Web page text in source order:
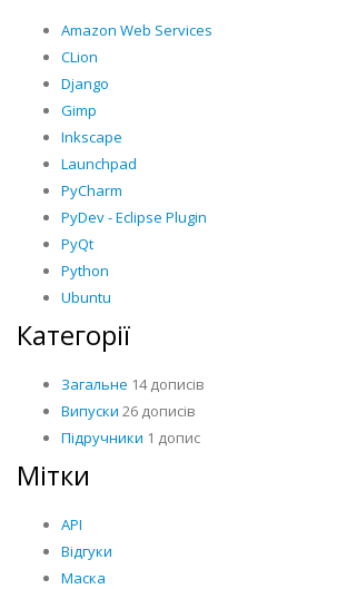
Amazon Web Services
CLion
Django
Gimp
Inkscape
Launchpad
PyCharm
PyDev - Eclipse Plugin
PyQt
Python
Ubuntu
Категорії
Загальне 14 дописів
Випуски 26 дописів
Підручники 1 допис
Мітки
API
Відгуки
Маска